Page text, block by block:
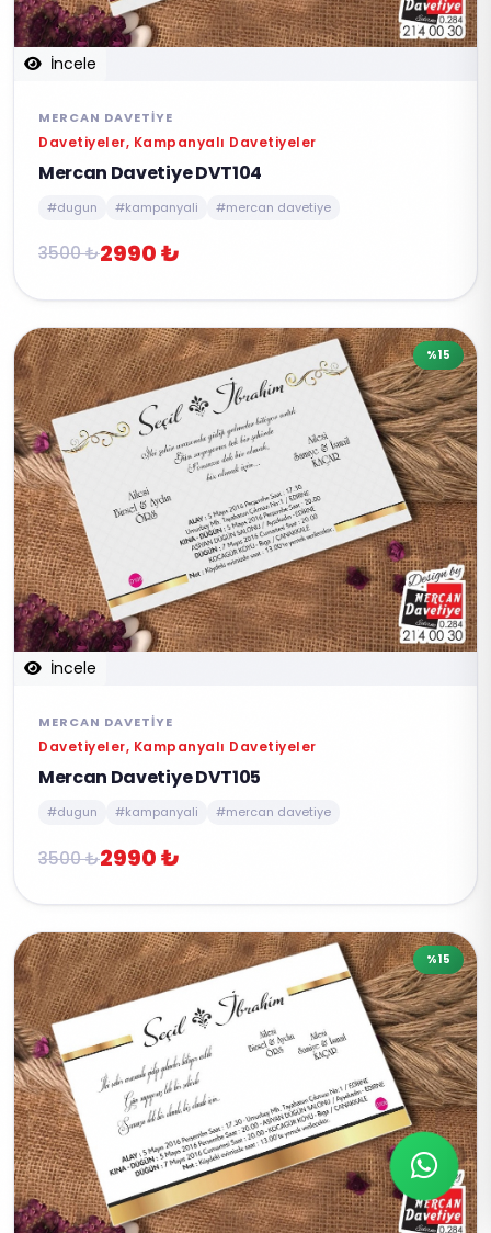
İncele
MERCAN DAVETIYE
Davetiyeler, Kampanyalı Davetiyeler
Mercan Davetiye DVT104
#dugun #kampanyali #mercan davetiye
3500 ₺2990 ₺
İncele
%15
MERCAN DAVETIYE
Davetiyeler, Kampanyalı Davetiyeler
Mercan Davetiye DVT105
#dugun #kampanyali #mercan davetiye
3500 ₺2990 ₺
%15